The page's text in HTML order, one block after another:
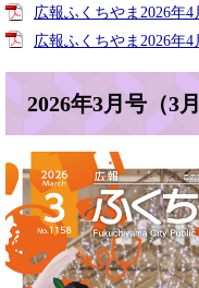
広報ふくちやま2026年
広報ふくちやま2026年
2026年3月号（3